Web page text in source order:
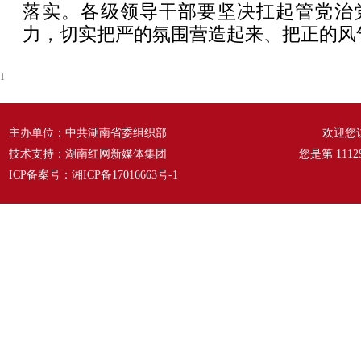
落实。各级领导干部要坚决扛起管党治
力，切实把严的氛围营造起来、把正的
1
主办单位：中共湖南省委组织部
技术支持：湖南红网新媒体集团
ICP备案号： 湘ICP备17016663号-1
欢迎您
您是第